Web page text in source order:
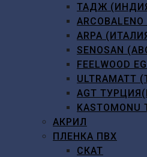
ТАДЖ
ARPA
SENOSAN
FEELWOOD
ULTRAMATT
AGT
АКРИЛ
ПЛЕНКА ПВХ
СКАТ